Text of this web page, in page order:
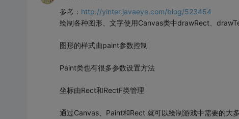
参考： http://yinter.javaeye.com/blog/523454
绘制各种图形、文字使用Canvas类中drawRect、
图形的样式由paint参数控制
Paint类也有很多参数设置方法
坐标由Rect和RectF类管理
通过Canvas、Paint和Rect 就可以绘制游戏中需要的大